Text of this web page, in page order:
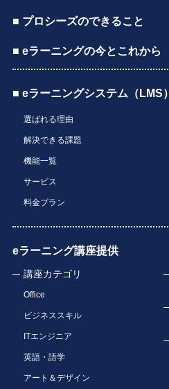
■ プロシーズのできること
■ eラーニングの今とこれから
■ eラーニングシステム（LMS）
選ばれる理由
解決できる課題
機能一覧
サービス
料金プラン
eラーニング講座提供
講座カテゴリ
Office
ビジネススキル
ITエンジニア
英語・語学
アート＆デザイン